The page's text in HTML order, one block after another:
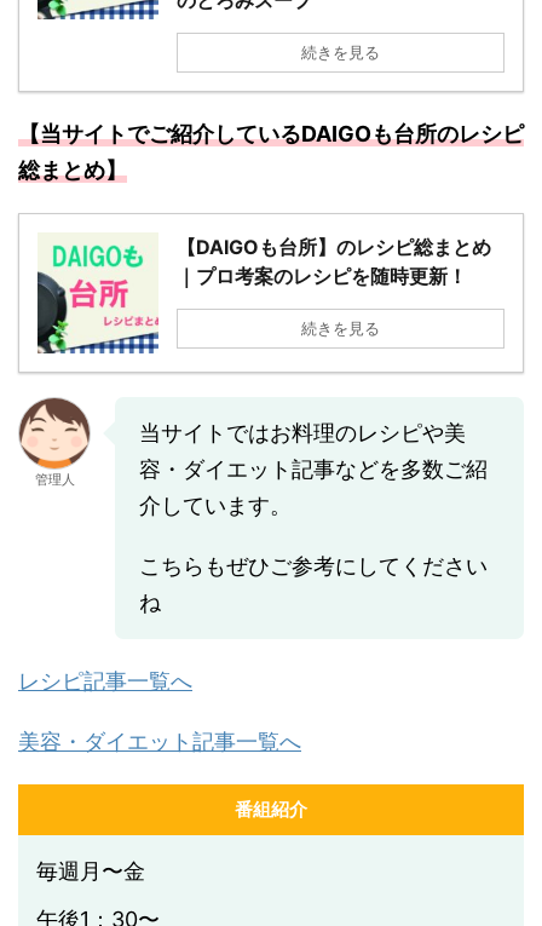
続きを見る
【当サイトでご紹介しているDAIGOも台所のレシピ
総まとめ】
【DAIGOも台所】のレシピ総まとめ
｜プロ考案のレシピを随時更新！
続きを見る
管理人
当サイトではお料理のレシピや美
容・ダイエット記事などを多数ご紹
介しています。
こちらもぜひご参考にしてください
ね
レシピ記事一覧へ
美容・ダイエット記事一覧へ
番組紹介
毎週月〜金
午後1：30〜